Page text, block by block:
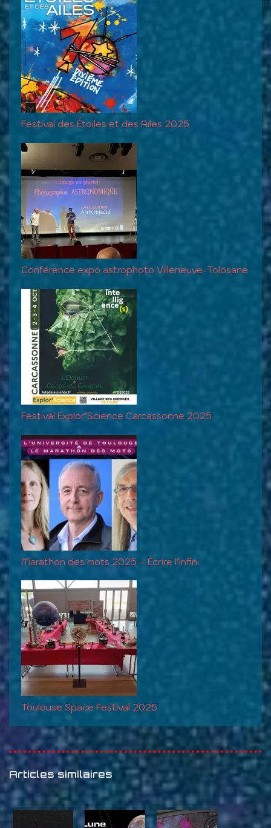
Festival des Étoiles et des Ailes 2025
Conférence expo astrophoto Villeneuve-Tolosane
Festival Explor’Science Carcassonne 2025
Marathon des mots 2025 – Écrire l’infini
Toulouse Space Festival 2025
Articles similaires